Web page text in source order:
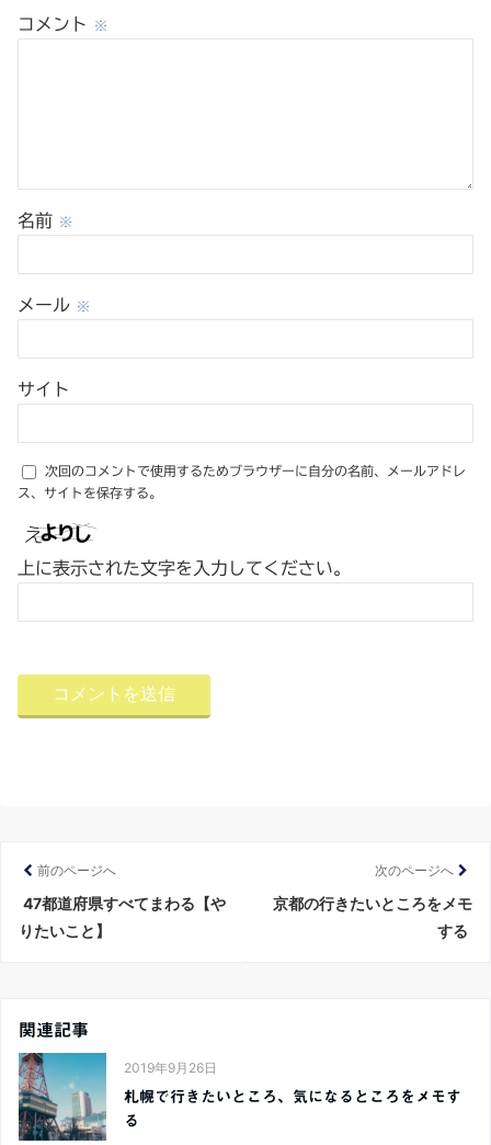
コメント ※
名前 ※
メール ※
サイト
次回のコメントで使用するためブラウザーに自分の名前、メールアドレ
ス、サイトを保存する。
上に表示された文字を入力してください。
前のページへ
47都道府県すべてまわる【や
りたいこと】
次のページへ
京都の行きたいところをメモ
する
関連記事
2019年9月26日
札幌で行きたいところ、気になるところをメモす
る